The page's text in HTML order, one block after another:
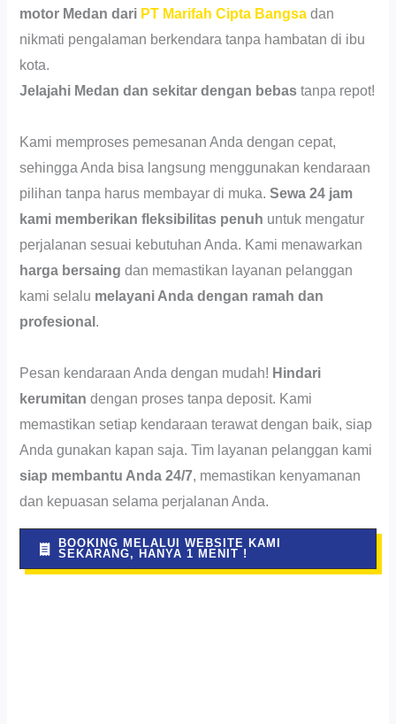
motor Medan dari PT Marifah Cipta Bangsa dan
nikmati pengalaman berkendara tanpa hambatan di ibu
kota.
Jelajahi Medan dan sekitar dengan bebas tanpa repot!
Kami memproses pemesanan Anda dengan cepat,
sehingga Anda bisa langsung menggunakan kendaraan
pilihan tanpa harus membayar di muka.Sewa 24 jam
kami memberikan fleksibilitas penuh untuk mengatur
perjalanan sesuai kebutuhan Anda. Kami menawarkan
harga bersaing dan memastikan layanan pelanggan
kami selalu melayani Anda dengan ramah dan
profesional .
Pesan kendaraan Anda dengan mudah! Hindari
kerumitan dengan proses tanpa deposit. Kami
memastikan setiap kendaraan terawat dengan baik, siap
Anda gunakan kapan saja. Tim layanan pelanggan kami
siap membantu Anda 24/7, memastikan kenyamanan
dan kepuasan selama perjalanan Anda.
BOOKING MELALUI WEBSITE KAMI
SEKARANG, HANYA 1 MENIT !